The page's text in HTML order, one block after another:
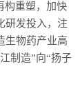
构重塑，加快
研发投入，注
生物药产业高
制造”向“扬子